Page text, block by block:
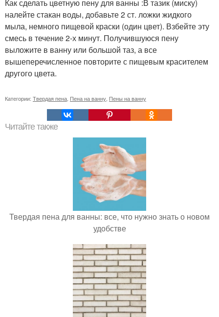
Как сделать цветную пену для ванны :В тазик (миску)
налейте стакан воды, добавьте 2 ст. ложки жидкого
мыла, немного пищевой краски (один цвет). Взбейте эту
смесь в течение 2-х минут. Получившуюся пену
выложите в ванну или большой таз, а все
вышеперечисленное повторите с пищевым красителем
другого цвета.
Категории: Твердая пена Пена на ванну Пены на ванну
Читайте также
Твердая пена для ванны: все, что нужно знать о новом
удобстве